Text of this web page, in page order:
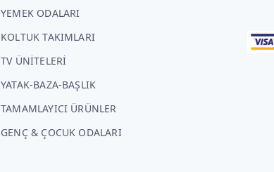
YEMEK ODALARI
KOLTUK TAKIMLARI
TV ÜNİTELERİ
YATAK-BAZA-BAŞLIK
TAMAMLAYICI ÜRÜNLER
GENÇ & ÇOCUK ODALARI